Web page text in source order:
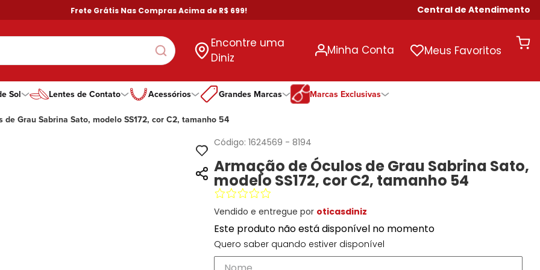
Frete Grátis Nas Compras Acima de R$ 699! Central de Atendimento
Encontre uma
Diniz
Minha Conta Meus Favoritos
Por Formato
DNZ
Ono
Sol
Por Formato
DNZ
Ono
Lentes de Contato
Tipo De Lente
Anual
Todas as Durações
Acessórios Grandes Marcas
Hit
Ono
Marcas Exclusivas
Por Marcas Exclusivas
Dii Collection
de Grau Sabrina Sato, modelo SS172, cor C2, tamanho 54
Código:1624569 - 8194
Armação de Óculos de Grau Sabrina Sato,
modelo SS172, cor C2, tamanho 54
Vendido e entregue por oticasdiniz
Este produto não está disponível no momento
Quero saber quando estiver disponível